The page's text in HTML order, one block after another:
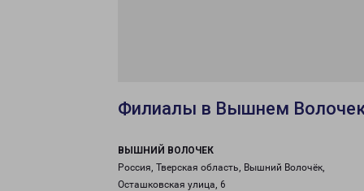
Филиалы в Вышнем
ВЫШНИЙ ВОЛОЧЕК
Россия, Тверская область, Вышний Волочёк,
Осташковская улица, 6